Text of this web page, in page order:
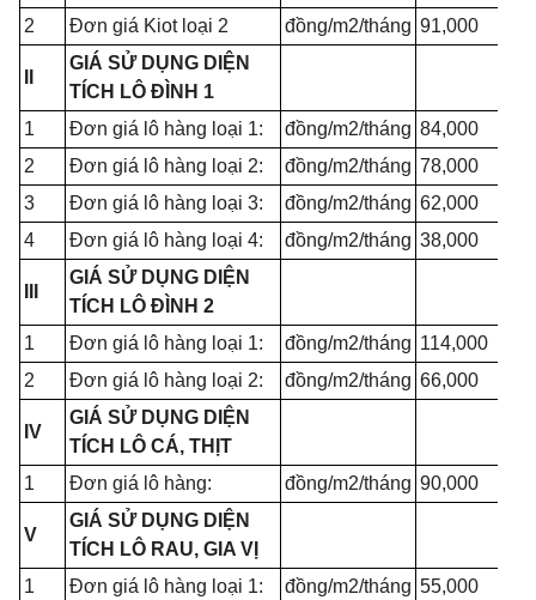
2
Đơn giá Kiot loại 2 đồng/m2/tháng 91,000
GIÁ SỬ DỤNG DIỆN
TÍCH LÔ ĐÌNH 1
1
Đơn giá lô hàng loại 1: đồng/m2/tháng 84,000
2
Đơn giá lô hàng loại 2: đồng/m2/tháng 78,000
3
Đơn giá lô hàng loại 3: đồng/m2/tháng 62,000
4
Đơn giá lô hàng loại 4: đồng/m2/tháng 38,000
GIÁ SỬ DỤNG DIỆN
TÍCH LÔ ĐÌNH 2
1
Đơn giá lô hàng loại 1: đồng/m2/tháng 114,000
2
Đơn giá lô hàng loại 2: đồng/m2/tháng 66,000
IV
GIÁ SỬ DỤNG DIỆN
TÍCH LÔ CÁ, THỊT
1
Đơn giá lô hàng: đồng/m2/tháng 90,000
V
GIÁ SỬ DỤNG DIỆN
TÍCH LÔ RAU, GIA VỊ
1
Đơn giá lô hàng loại 1: đồng/m2/tháng 55,000